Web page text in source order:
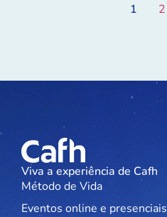
1 2
Viva a experiência de Cafh
Método de Vida
Eventos online e presenciais